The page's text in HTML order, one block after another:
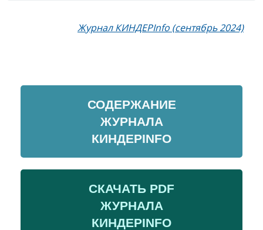
Журнал КИНДЕРInfo (сентябрь 2024)
СОДЕРЖАНИЕ
ЖУРНАЛА
КИНДЕРINFO
СКАЧАТЬ PDF
ЖУРНАЛА
КИНДЕРINFO